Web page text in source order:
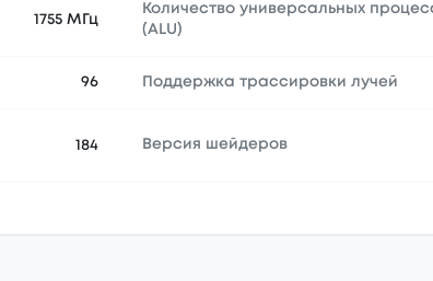
1755 МГц
Количество универсальных
(ALU)
96 Поддержка трассировки лучей
184 Версия шейдеров